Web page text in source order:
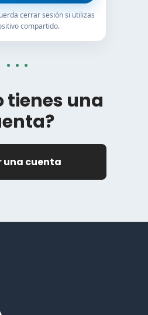
cerrar sesión si utilizas
compartido.
tienes una
una cuenta